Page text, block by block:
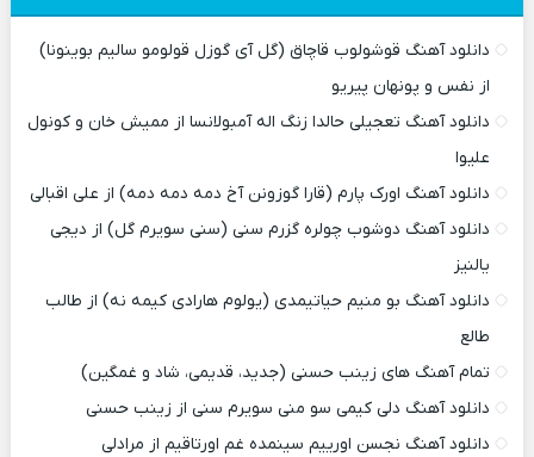
دانلود آهنگ قوشولوب قاچاق (گل آی گوزل قولومو سالیم بوینونا)
از نفس و پونهان پیریو
دانلود آهنگ تعجیلی حالدا زنگ اله آمبولانسا از ممیش خان و کونول
علیوا
دانلود آهنگ اورک پارم (قارا گوزونن آخ دمه دمه دمه) از علی اقبالی
دانلود آهنگ دوشوب چولره گزرم سنی (سنی سویرم گل) از دیجی
یالنیز
دانلود آهنگ بو منیم حیاتیمدی (یولوم هارادی کیمه نه) از طالب
طالع
تمام آهنگ های زینب حسنی (جدید، قدیمی، شاد و غمگین)
دانلود آهنگ دلی کیمی سو منی سویرم سنی از زینب حسنی
دانلود آهنگ نجسن اورییم سینمده غم اورتاقیم از مرادلی